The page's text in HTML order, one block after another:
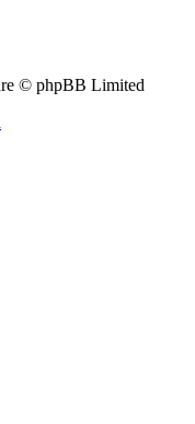
© phpBB Limited